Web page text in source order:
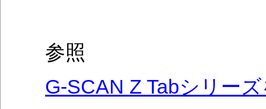
参照
G-SCAN Z Tabシリー